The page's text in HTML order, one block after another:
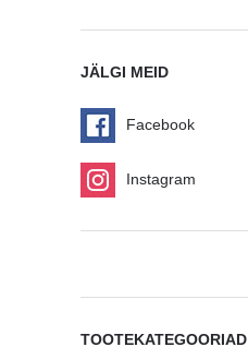
JÄLGI MEID
Facebook
Instagram
TOOTEKATEGOORIAD